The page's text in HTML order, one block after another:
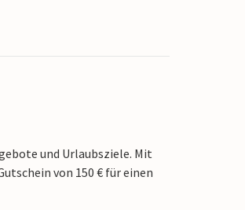
und Urlaubsziele. Mit
von 150 € für einen